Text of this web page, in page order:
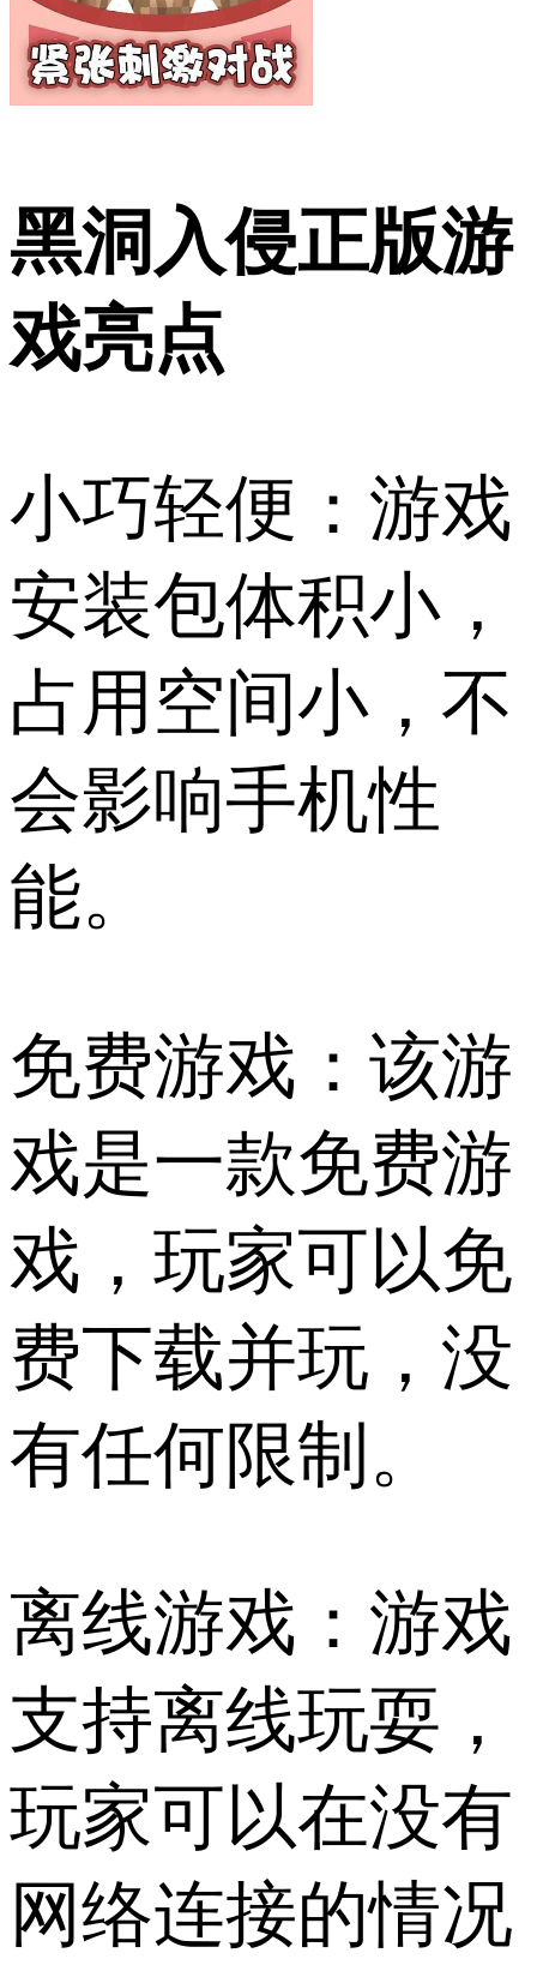
黑洞入侵正版游
戏亮点
小巧轻便：游戏
安装包体积小，
占用空间小，不
会影响手机性
能。
免费游戏：该游
戏是一款免费游
戏，玩家可以免
费下载并玩，没
有任何限制。
离线游戏：游戏
支持离线玩耍，
玩家可以在没有
网络连接的情况